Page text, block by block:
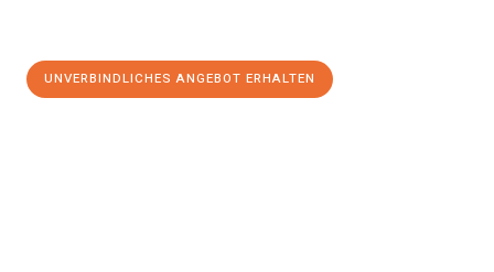
UNVERBINDLICHES ANGEBOT ERHALTEN